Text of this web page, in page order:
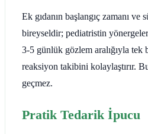
Ek gıdanın başlangıç zamanı ve
bireyseldir; pediatristin
3-5 günlük gözlem aralığıyla tek
reaksiyon takibini kolaylaştırır.
geçmez.
Pratik Tedarik İpucu